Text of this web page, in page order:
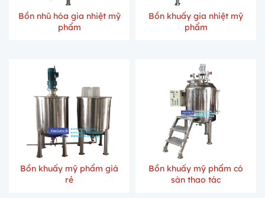
Bồn nhũ hóa gia nhiệt mỹ
phẩm
Bồn khuấy gia nhiệt mỹ
phẩm
Bồn khuấy mỹ phẩm giá
rẻ
Bồn khuấy mỹ phẩm có
sàn thao tác